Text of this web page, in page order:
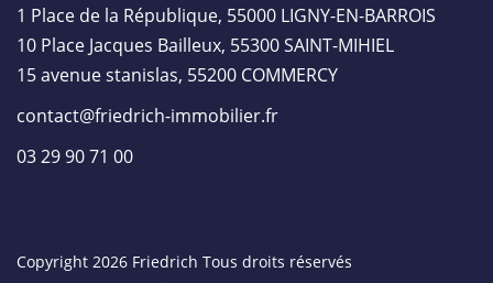
1 Place de la République, 55000 LIGNY-EN-BARROIS
10 Place Jacques Bailleux, 55300 SAINT-MIHIEL
15 avenue stanislas, 55200 COMMERCY
contact@friedrich-immobilier.fr
03 29 90 71 00
Copyright 2026 Friedrich Tous droits réservés